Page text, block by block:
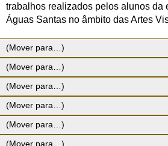
trabalhos realizados pelos alunos da
Águas Santas no âmbito das Artes